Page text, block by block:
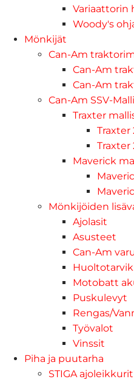
Variaattorin
Woody's
Mönkijät
Can-Am
Can-Am
Can-Am
Can-Am SSV-
Traxter
Traxter
Traxter
Maverick
Mönkijöiden
Ajolasit
Asusteet
Can-Am
Motobatt
Puskulevyt
Rengas/
Työvalot
Vinssit
Piha ja puutarha
STIGA ajoleikkurit